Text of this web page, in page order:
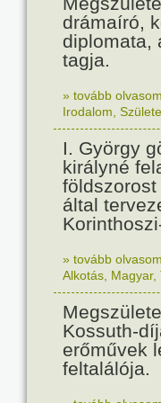
drámaíró,
diplomata,
tagja.
» tovább olvasom
Irodalom
I. György
királyné
által
» tovább olvasom
Alkotás Magyar,
Kossuth-
erőművek
feltalálója.